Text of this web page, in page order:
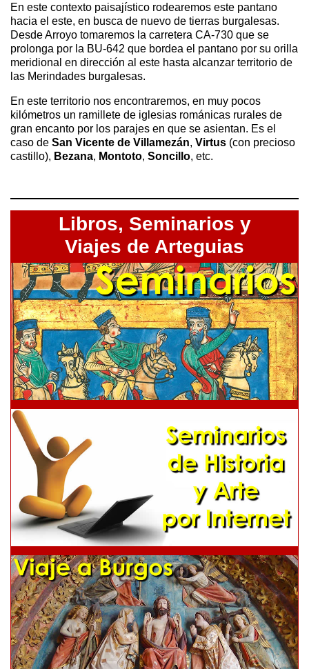
En este contexto paisajístico rodearemos este pantano
hacia el este, en busca de nuevo de tierras burgalesas.
Desde Arroyo tomaremos la carretera CA-730 que se
prolonga por la BU-642 que bordea el pantano por su orilla
meridional en dirección al este hasta alcanzar territorio de
las Merindades burgalesas.
En este territorio nos encontraremos, en muy pocos
kilómetros un ramillete de iglesias románicas rurales de
gran encanto por los parajes en que se asientan. Es el
caso de San Vicente de Villamezán, Virtus (con precioso
castillo), Bezana, Montoto, Soncillo, etc.
Libros, Seminarios y
Viajes de Arteguias